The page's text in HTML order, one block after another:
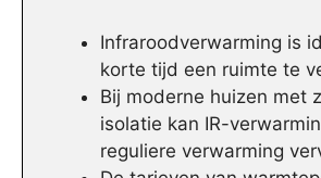
Infraroodverwarming is
korte tijd een ruimte te
Bij moderne huizen met
isolatie kan IR-
reguliere verwarming